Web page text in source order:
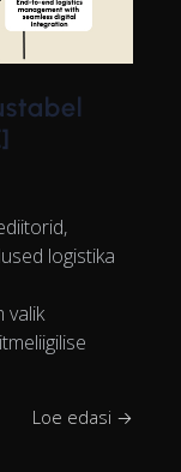
logistika
valik
Loe edasi →